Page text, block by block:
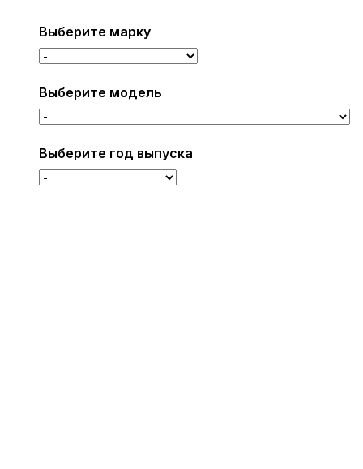
Выберите марку
Выберите модель
Выберите год выпуска